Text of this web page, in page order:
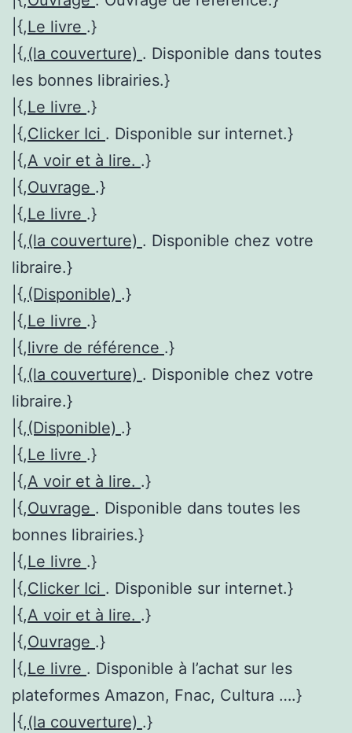
|{,Le livre .}
|{,(la couverture) . Disponible dans toutes
les bonnes librairies.}
|{,Le livre .}
|{,Clicker Ici . Disponible sur internet.}
|{,A voir et à lire. .}
|{,Ouvrage .}
|{,Le livre .}
|{,(la couverture) . Disponible chez votre
libraire.}
|{,(Disponible) .}
|{,Le livre .}
|{,livre de référence .}
|{,(la couverture) . Disponible chez votre
libraire.}
|{,(Disponible) .}
|{,Le livre .}
|{,A voir et à lire. .}
|{,Ouvrage . Disponible dans toutes les
bonnes librairies.}
|{,Le livre .}
|{,Clicker Ici . Disponible sur internet.}
|{,A voir et à lire. .}
|{,Ouvrage .}
|{,Le livre . Disponible à l’achat sur les
plateformes Amazon, Fnac, Cultura ….}
|{,(la couverture) .}